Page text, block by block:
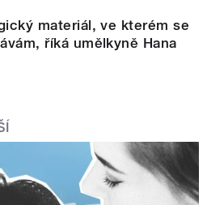
materiál, ve kterém se
říká umělkyně Hana